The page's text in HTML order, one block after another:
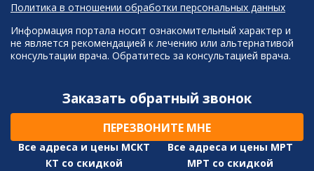
Политика в отношении обработки персональных данных
Информация портала носит ознакомительный характер и
не является рекомендацией к лечению или альтернативой
консультации врача. Обратитесь за консультацией врача.
Заказать обратный звонок
ПЕРЕЗВОНИТЕ МНЕ
Все адреса и цены МСКТ
Все адреса и цены МРТ
КТ со скидкой
МРТ со скидкой